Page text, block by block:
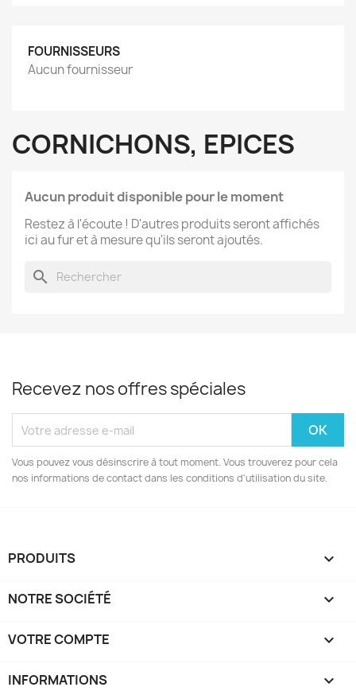
FOURNISSEURS
Aucun fournisseur
CORNICHONS, EPICES
Aucun produit disponible pour le moment
Restez à l'écoute ! D'autres produits seront affichés
ici au fur et à mesure qu'ils seront ajoutés.
search
Recevez nos offres spéciales
Vous pouvez vous désinscrire à tout moment. Vous trouverez pour cela
nos informations de contact dans les conditions d'utilisation du site.
PRODUITS 
NOTRE SOCIÉTÉ 
VOTRE COMPTE 
INFORMATIONS keyboard_arrow_down